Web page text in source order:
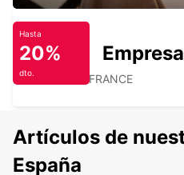
LOGNES
LOGNES - FRANCE
Hasta
20%
dto.
Artículos de
España